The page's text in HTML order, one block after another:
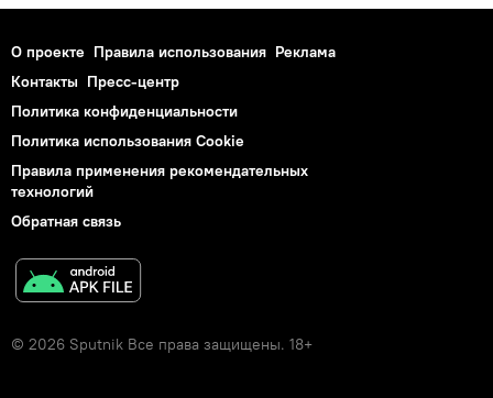
О проекте Правила использования Реклама
Контакты Пресс-центр
Политика конфиденциальности
Политика использования Cookie
Правила применения рекомендательных
технологий
Обратная связь
© 2026 Sputnik Все права защищены. 18+